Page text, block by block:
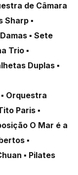
de Câmara
Sharp ▪
▪ Sete
Trio ▪
Duplas ▪
Orquestra
Paris ▪
O Mar é a
▪
▪ Pilates